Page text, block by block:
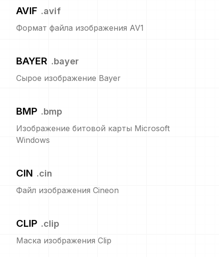
AVIF .avif
Формат файла изображения AV1
BAYER .bayer
Сырое изображение Bayer
BMP .bmp
Изображение битовой карты Microsoft
Windows
CIN .cin
Файл изображения Cineon
CLIP .clip
Маска изображения Clip